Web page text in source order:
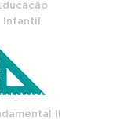
Infantil
II